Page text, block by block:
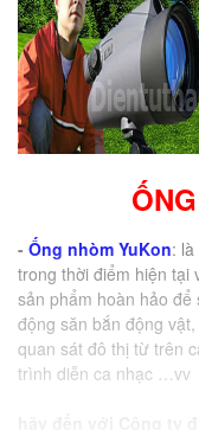
- Ống nhòm YuKon:
trong thời điểm hiện tại
sản phẩm hoàn hảo
động săn bắn động
quan sát đô thị từ trên
trình diễn ca nhạc …vv